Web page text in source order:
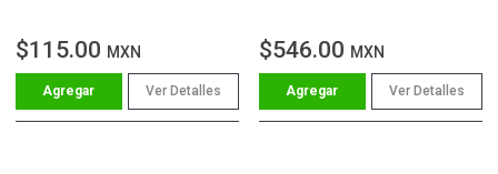
$115.00 MXN
Ver Detalles
$546.00 MXN
Ver Detalles